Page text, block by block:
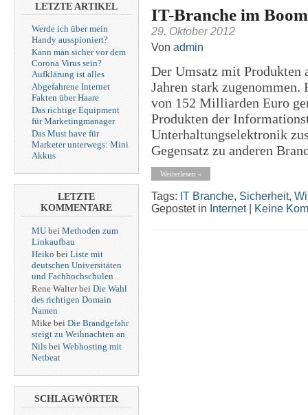
LETZTE ARTIKEL
Werde ich über mein
Handy ausspioniert?
Kann man sicher vor dem
Corona Virus sein?
Aufklärung ist alles
Abgefahrene Internet
Fakten über Haare
Das richtige Equipment
für Marketingmanager
Das Must have für
Marketer unterwegs: Mini
Akkus
LETZTE
KOMMENTARE
MU bei Methoden zum
Linkaufbau
Heiko bei Liste mit
deutschen Universitäten
und Fachhochschulen
Rene Walter bei Die Wahl
des richtigen Domain
Namen
Mike bei Die Brandgefahr
steigt zu Weihnachten an
Nils bei Webhosting mit
Netbeat
SCHLAGWÖRTER
IT-Branche im Boom
29. Oktober 2012
Von admin
Der Umsatz mit Produkten
Jahren stark
von 152 Milliarden Euro
Produkten der
Unterhaltungselektronik
Gegensatz zu anderen
Weiterlesen »
Tags: IT Branche, Sicherheit,
Gepostet in Internet| Keine